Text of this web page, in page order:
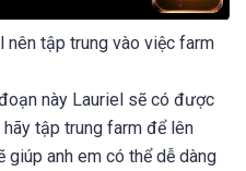
nên tập trung vào việc farm
này Lauriel sẽ có được
tập trung farm để lên
anh em có thể dễ dàng